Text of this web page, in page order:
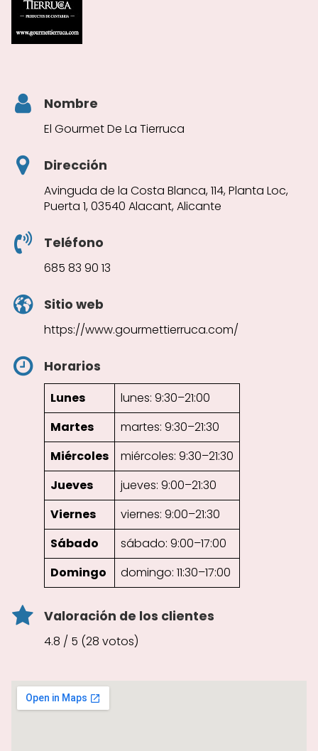
Nombre
El Gourmet De La Tierruca
Dirección
Avinguda de la Costa Blanca, 114, Planta Loc,
Puerta 1, 03540 Alacant, Alicante
Teléfono
685 83 90 13
Sitio web
https://www.gourmettierruca.com/
Horarios
Lunes
lunes: 9:30–21:00
Martes
martes: 9:30–21:30
Miércoles
miércoles: 9:30–21:30
Jueves
jueves: 9:00–21:30
Viernes
viernes: 9:00–21:30
Sábado
sábado: 9:00–17:00
Domingo
domingo: 11:30–17:00
Valoración de los clientes
4.8 / 5 (28 votos)